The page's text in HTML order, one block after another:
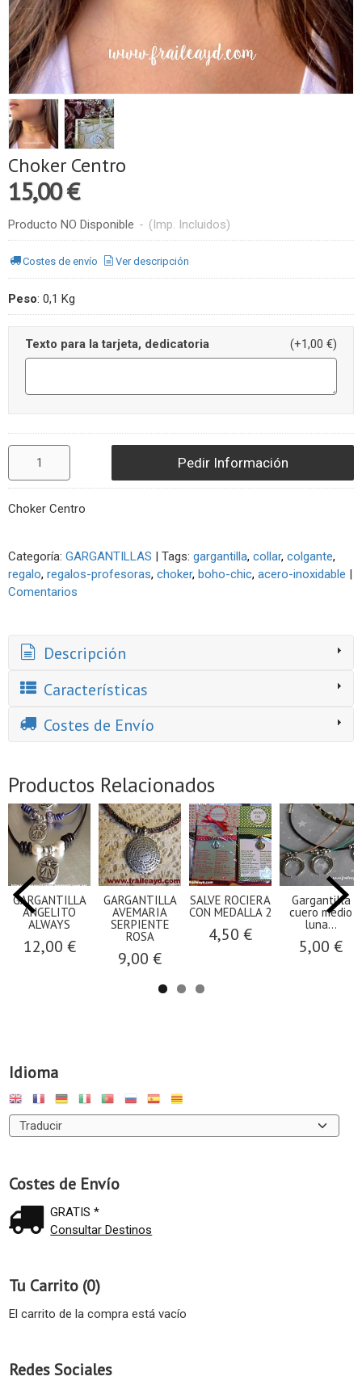
Idioma
Costes de Envío
GRATIS *
Consultar Destinos
Tu Carrito (0)
El carrito de la compra está vacío
Redes Sociales
Choker Centro
15,00 €
Producto NO Disponible - (Imp. Incluidos)
Costes de envío Ver descripción
Peso: 0,1 Kg
Texto para la tarjeta, dedicatoria (+1,00 €)
Pedir Información
Choker Centro
Categoría: GARGANTILLAS | Tags: gargantilla collar colgante
regalo regalos-profesoras choker boho-chic acero-inoxidable |
Comentarios
Descripción
Características
Costes de Envío
Productos Relacionados
GARGANTILLA
ANGELITO
ALWAYS
12,00 €
GARGANTILLA
AVEMARIA
SERPIENTE
ROSA
9,00 €
SALVE ROCIERA
CON MEDALLA 2
4,50 €
Gargantilla
cuero medio
luna...
5,00 €